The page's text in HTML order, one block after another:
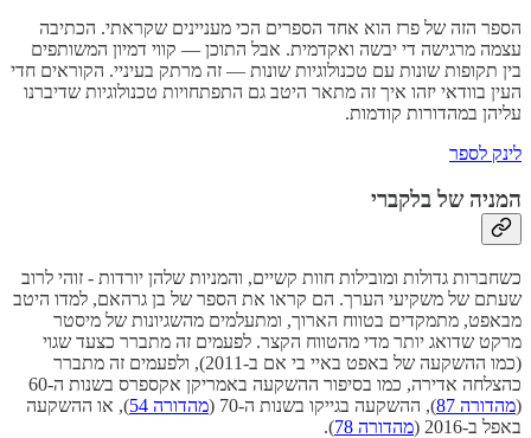
הספר הזה של פרז הוא אחד הספרים הכי מעניינים שקראתי. הכתיבה
עצמה מרגישה די יבשה ואקדמית. אבל התוכן — קווי דמיון המשותפים
בין תקופות שונות עם טכנולוגיות שונות — זה מרתק בעיניי. הקוראים חדי
העין בוודאי יזהו איך זה מתאר היטב גם התפתחויות טכנולוגיות שדיברנו
עליהן במהדורות קודמות.
לינק לספר
המניה של בלקברי
כשחברות גדולות ומובילות חוות קשיים, והמניות שלהן יורדות - זוהי לרוב
שעתם של משקיעי הערך. הם קראו את הספר של בן גרהאם, למדו היטב
מבאפט, מתמקדים בטווח הארוך, ומתעלמים מהשגיונות של מיסטר
מרקט שדואג יותר מדי מהטווח הקצר. לפעמים זה מתברר כצעד שגוי
(כמו ההשקעה של באפט באיי בי אם ב-2011), ולפעמים זה מתברר
כהצלחה אדירה, כמו בסיפור ההשקעה באמריקן אקספרס בשנות ה-60
(מהדורה 87 ), ההשקעה בגייקו בשנות ה-70 ( מהדורה 54
), או ההשקעה
באפל ב-2016 (
מהדורה 78
).